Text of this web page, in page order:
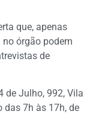
que, apenas
órgão podem
de
de Julho, 992, Vila
das 7h às 17h, de